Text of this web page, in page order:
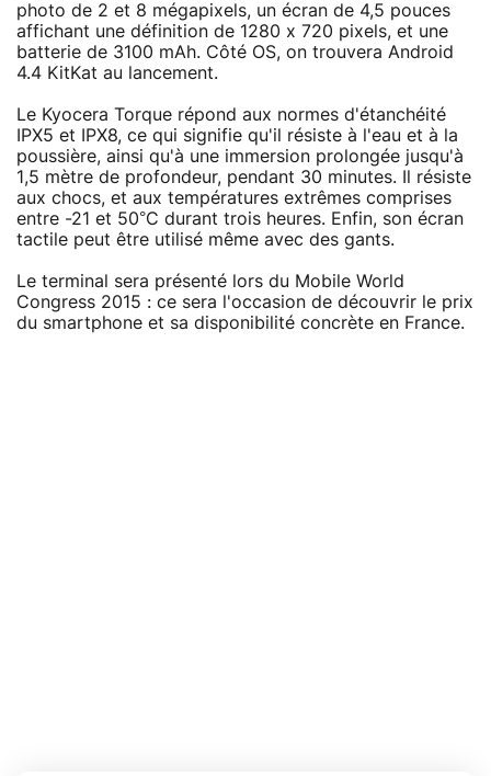
photo de 2 et 8 mégapixels, un écran de 4,5 pouces
affichant une définition de 1280 x 720 pixels, et une
batterie de 3100 mAh. Côté OS, on trouvera Android
4.4 KitKat au lancement.
Le Kyocera Torque répond aux normes d'étanchéité
IPX5 et IPX8, ce qui signifie qu'il résiste à l'eau et à la
poussière, ainsi qu'à une immersion prolongée jusqu'à
1,5 mètre de profondeur, pendant 30 minutes. Il résiste
aux chocs, et aux températures extrêmes comprises
entre -21 et 50°C durant trois heures. Enfin, son écran
tactile peut être utilisé même avec des gants.
Le terminal sera présenté lors du Mobile World
Congress 2015 : ce sera l'occasion de découvrir le prix
du smartphone et sa disponibilité concrète en France.